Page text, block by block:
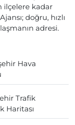
ilçelere kadar
doğru, hızlı
adresi.
Hava
Trafik
Haritası